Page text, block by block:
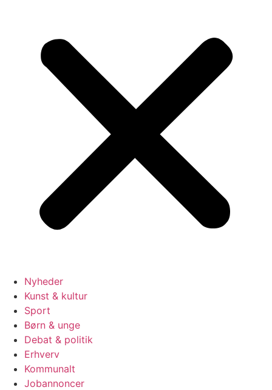
Nyheder
Kunst & kultur
Sport
Børn & unge
Debat & politik
Erhverv
Kommunalt
Jobannoncer